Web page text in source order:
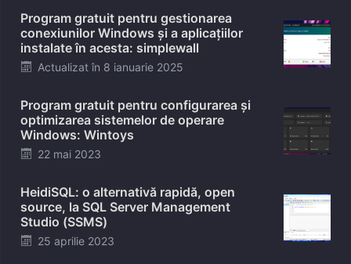
Program gratuit pentru gestionarea
conexiunilor Windows și a aplicațiilor
instalate în acesta: simplewall
Posted
Actualizat în 8 ianuarie 2025
Program gratuit pentru configurarea și
optimizarea sistemelor de operare
Windows: Wintoys
Posted
22 mai 2023
HeidiSQL: o alternativă rapidă, open
source, la SQL Server Management
Studio (SSMS)
Posted
25 aprilie 2023